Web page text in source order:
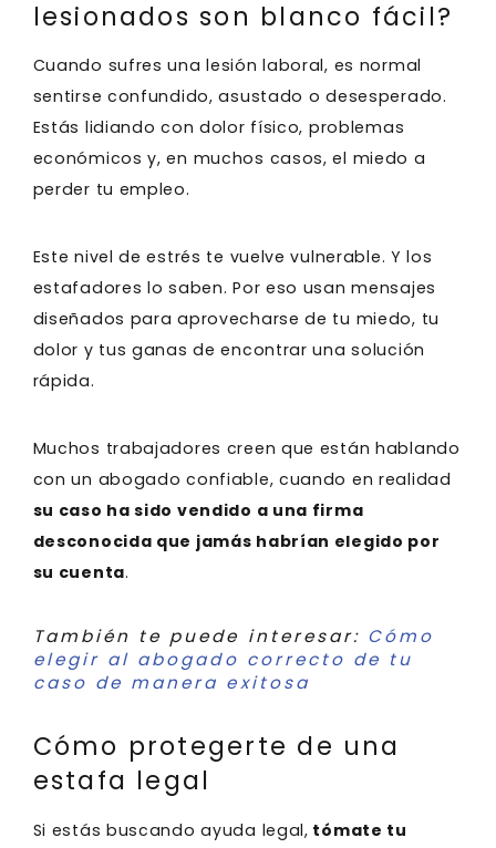
lesionados son blanco fácil?
Cuando sufres una lesión laboral, es normal
sentirse confundido, asustado o desesperado.
Estás lidiando con dolor físico, problemas
económicos y, en muchos casos, el miedo a
perder tu empleo.
Este nivel de estrés te vuelve vulnerable. Y los
estafadores lo saben. Por eso usan mensajes
diseñados para aprovecharse de tu miedo, tu
dolor y tus ganas de encontrar una solución
rápida.
Muchos trabajadores creen que están hablando
con un abogado confiable, cuando en realidad
su caso ha sido vendido a una firma
desconocida que jamás habrían elegido por
su cuenta.
También te puede interesar: Cómo
elegir al abogado correcto de tu
caso de manera exitosa
Cómo protegerte de una
estafa legal
Si estás buscando ayuda legal, tómate tu